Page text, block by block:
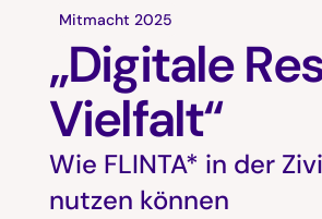
Mitmacht 2025
„Digitale
Vielfalt“
Wie FLINTA* in der
nutzen können